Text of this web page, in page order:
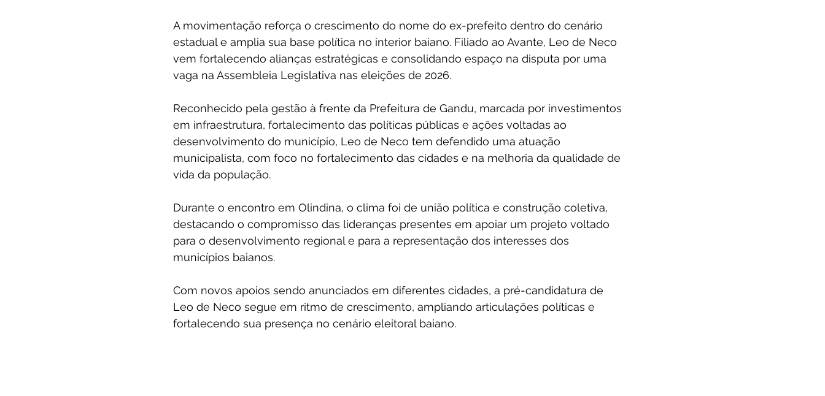
A movimentação reforça o crescimento do nome do ex-prefeito dentro do cenário
estadual e amplia sua base política no interior baiano. Filiado ao Avante, Leo de Neco
vem fortalecendo alianças estratégicas e consolidando espaço na disputa por uma
vaga na Assembleia Legislativa nas eleições de 2026.
Reconhecido pela gestão à frente da Prefeitura de Gandu, marcada por investimentos
em infraestrutura, fortalecimento das políticas públicas e ações voltadas ao
desenvolvimento do município, Leo de Neco tem defendido uma atuação
municipalista, com foco no fortalecimento das cidades e na melhoria da qualidade de
vida da população.
Durante o encontro em Olindina, o clima foi de união política e construção coletiva,
destacando o compromisso das lideranças presentes em apoiar um projeto voltado
para o desenvolvimento regional e para a representação dos interesses dos
municípios baianos.
Com novos apoios sendo anunciados em diferentes cidades, a pré-candidatura de
Leo de Neco segue em ritmo de crescimento, ampliando articulações políticas e
fortalecendo sua presença no cenário eleitoral baiano.